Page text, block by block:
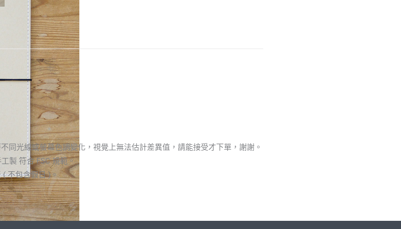
同光線或螢幕色調變化，視覺上無法估計差異值，請能接受才下單，謝謝。
製 符合 FSC 規範。
不包含假日 )。